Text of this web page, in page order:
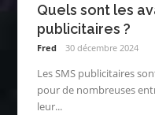
Quels sont les
publicitaires ?
Fred 30 décembre 2024
Les SMS publicitaires
pour de nombreuses
leur...